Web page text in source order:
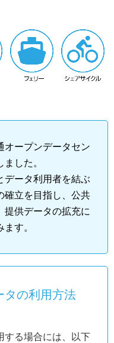
オープンデータセン
した。
データ利用者を結ぶ
確立を目指し、公共
提供データの拡充に
す。
タの利用方法
する場合には、以下